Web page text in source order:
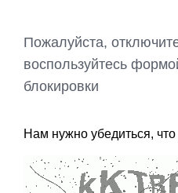
Пожалуйста,
воспользуйтесь
блокировки
Нам нужно убедиться,